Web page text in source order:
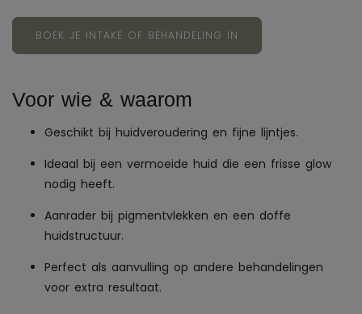
BOEK JE INTAKE OF BEHANDELING IN
Voor wie & waarom
Geschikt bij huidveroudering en fijne lijntjes.
Ideaal bij een vermoeide huid die een frisse glow
nodig heeft.
Aanrader bij pigmentvlekken en een doffe
huidstructuur.
Perfect als aanvulling op andere behandelingen
voor extra resultaat.